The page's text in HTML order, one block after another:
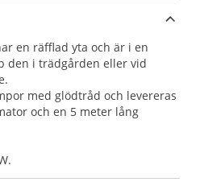
en räfflad yta och är i en
den i trädgården eller vid
med glödtråd och levereras
och en 5 meter lång